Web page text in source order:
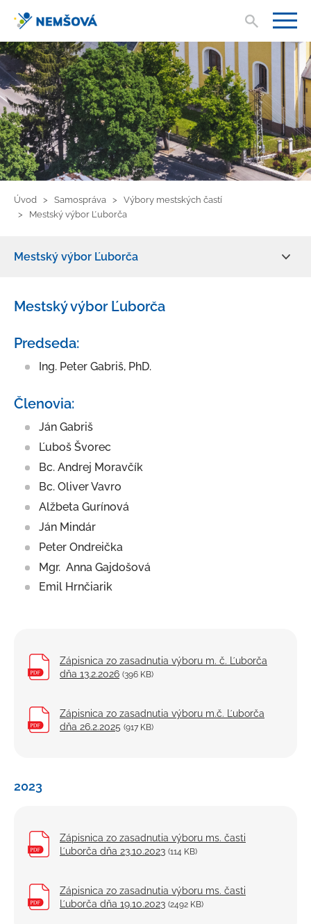
Úvod Samospráva
Výbory mestských častí
Mestský výbor Ľuborča
Mestský výbor Ľuborča
Mestské zastupiteľstvo
Komisie MsZ
Výbory mestských častí
Mestský výbor Kľúčové
Mestský výbor Trenčianska Závada
Mestský úrad
Všeobecne záväzné nariadenia
Voľby
Mestský výbor Ľuborča
Predseda:
Ing. Peter Gabriš, PhD.
Členovia:
Ján Gabriš
Ľuboš Švorec
Bc. Andrej Moravčík
Bc. Oliver Vavro
Alžbeta Gurínová
Ján Mindár
Peter Ondreička
Mgr. Anna Gajdošová
Emil Hrnčiarik
Zápisnica zo zasadnutia výboru m. č. Ľuborča
dňa 13.2.2026 (396 KB)
Zápisnica zo zasadnutia výboru m.č. Ľuborča
dňa 26.2.2025 (917 KB)
2023
Zápisnica zo zasadnutia výboru ms. časti
Ľuborča dňa 23.10.2023 (114 KB)
Zápisnica zo zasadnutia výboru ms. časti
Ľuborča dňa 19.10.2023 (2492 KB)